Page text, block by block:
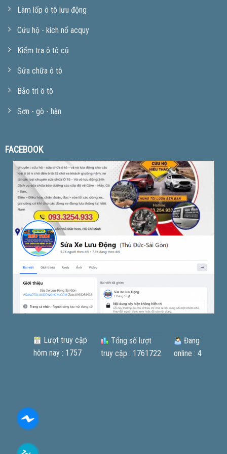
Làm lốp ô tô lưu động
Cứu hộ - kích nổ acquy
Kiểm tra ô tô cũ
Sửa chữa ô tô
Bảo trì ô tô
Sơn - gò - hàn
FACEBOOK
Lượt truy cập
hôm nay : 1757
Tổng số lượt
truy cập : 1761722
Đang
online : 4